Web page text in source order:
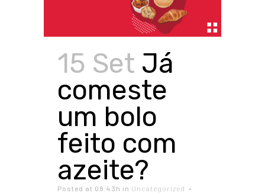
15 Set Já
comeste
um bolo
feito com
azeite?
Posted at 08:43h in Uncategorized